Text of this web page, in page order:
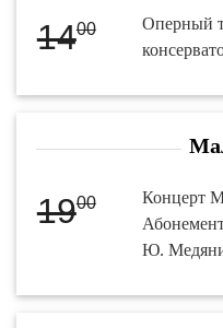
1400
Оперный
1900
Концерт
Ю.